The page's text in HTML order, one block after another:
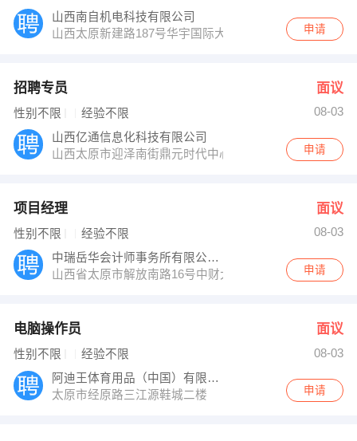
山西南自机电科技有限公司
山西太原新建路187号华宇国际大厦A座15AF
申请
招聘专员 面议
性别不限 经验不限
08-03
山西亿通信息化科技有限公司
山西太原市迎泽南街鼎元时代中心A座901室（乘6、1、
申请
项目经理 面议
性别不限 经验不限
08-03
中瑞岳华会计师事务所有限公司山西分所
山西省太原市解放南路16号中财大厦九层
申请
电脑操作员 面议
性别不限 经验不限
08-03
阿迪王体育用品（中国）有限公司
太原市经原路三江源鞋城二楼
申请